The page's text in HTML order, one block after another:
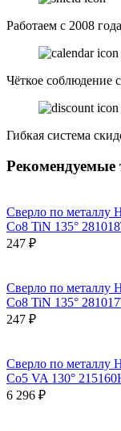
Работаем с 2008 года
Чёткое соблюдение
Гибкая система
Рекомендуемые
Сверло по металлу
Co8 TiN 135°
247 ₽
Сверло по металлу
Co8 TiN 135°
247 ₽
Сверло по металлу
Co5 VA 130°
6 296 ₽